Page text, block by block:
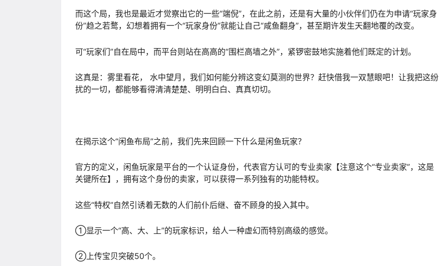
而这个局，我也是最近才觉察出它的一些“端倪”，在此之前，还是有大量的小伙伴们仍在为申请“玩家身
份”趋之若鹜，幻想着拥有一个“玩家身份”就能让自己“咸鱼翻身”，甚至期许发生天翻地覆的改变。
可“玩家们”自在局中，而平台则站在高高的“围栏高墙之外”，紧锣密鼓地实施着他们既定的计划。
这真是：雾里看花， 水中望月，我们如何能分辨这变幻莫测的世界？赶快借我一双慧眼吧！让我把这纷
扰的一切，都能够看得清清楚楚、明明白白、真真切切。
在揭示这个“闲鱼布局”之前，我们先来回顾一下什么是闲鱼玩家？
官方的定义，闲鱼玩家是平台的一个认证身份，代表官方认可的专业卖家【注意这个“专业卖家”，这是
关键所在】，拥有这个身份的卖家，可以获得一系列独有的功能特权。
这些“特权”自然引诱着无数的人们前仆后继、奋不顾身的投入其中。
①显示一个“高、大、上”的玩家标识，给人一种虚幻而特别高级的感觉。
②上传宝贝突破50个。